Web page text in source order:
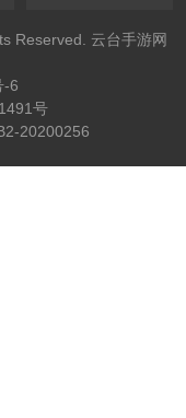
Reserved. 云台手游网
-6
号
20200256